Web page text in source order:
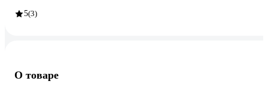
5(3)
О товаре